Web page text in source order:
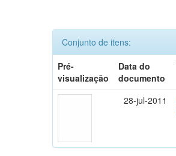
Conjunto de itens:
Pré-
visualização
Data do
documento
28-jul-2011